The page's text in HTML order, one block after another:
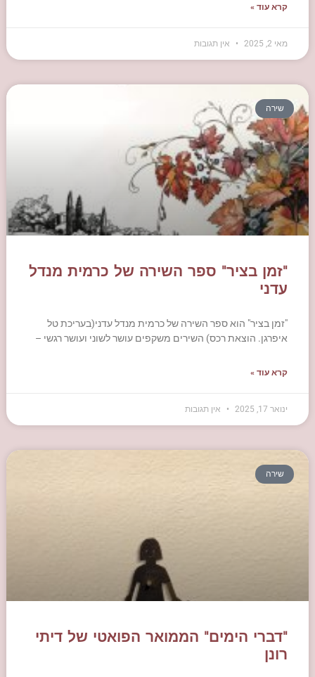
קרא עוד »
מאי 2, 2025 אין תגובות
שירה
"זמן בציר" ספר השירה של כרמית מנדל
עדני
"זמן בציר" הוא ספר השירה של כרמית מנדל עדני(בעריכת טל
איפרגן. הוצאת רכס) השירים משקפים עושר לשוני ועושר רגשי –
קרא עוד »
ינואר 17, 2025 אין תגובות
שירה
"דברי הימים" הממואר הפואטי של דיתי
רונן